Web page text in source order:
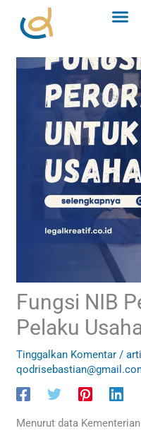
Fungsi NIB
Pelaku
Tinggalkan Komentar /
Menurut data